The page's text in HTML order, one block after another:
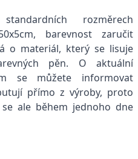
rozměrech
barevnost zaručit
o materiál, který se lisuje
pěn. O aktuální
se můžete informovat
přímo z výroby, proto
ale během jednoho dne